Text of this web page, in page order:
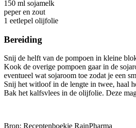
150 ml sojamelk
peper en zout
1 eetlepel olijfolie
Bereiding
Snij de helft van de pompoen in kleine
Kook de overige pompoen gaar in de
eventueel wat sojaroom toe zodat je een
Snij het witloof in de lengte in twee, haal
Bak het kalfsvlees in de olijfolie. Deze
Bron: Receptenboekje RainPharma